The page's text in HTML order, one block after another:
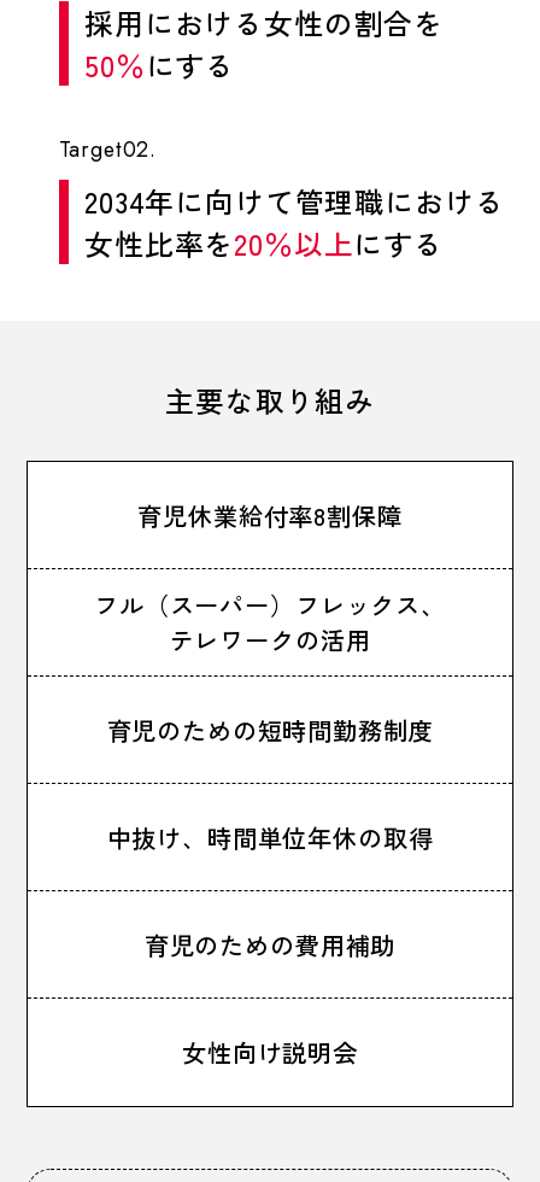
採用における女性の割合を
50％にする
Target02.
2034年に向けて管理職における
女性比率を20％以上にする
主要な取り組み
育児休業給付率8割保障
フル（スーパー）フレックス、
テレワークの活用
育児のための短時間勤務制度
中抜け、時間単位年休の取得
育児のための費用補助
女性向け説明会